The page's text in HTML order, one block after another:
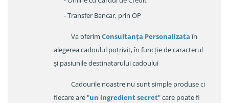
- Transfer Bancar, prin OP
Va oferim Consultanța Personalizataîn
alegerea cadoulul potrivit, în funcție de caracterul
și pasiunile destinatarului cadoului
Cadourile noastre nu sunt simple produse ci
fiecare are "un ingredient secret" care poate fi